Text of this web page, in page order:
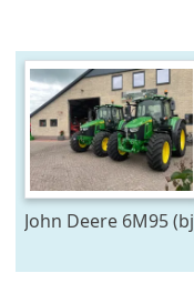
John Deere 6M95 (bj